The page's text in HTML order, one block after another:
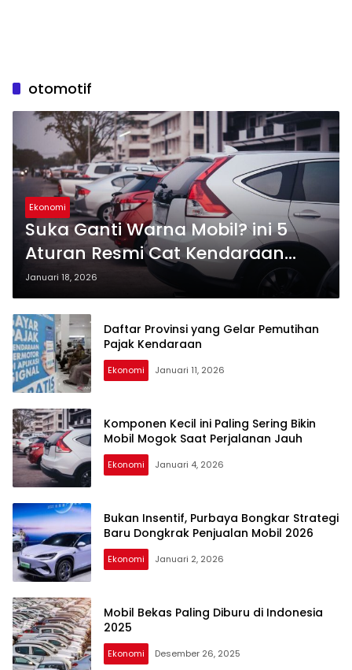
otomotif
Ekonomi
Suka Ganti Warna Mobil? ini 5
Aturan Resmi Cat Kendaraan
yang Sering Diabaikan
Januari 18, 2026
Daftar Provinsi yang Gelar Pemutihan
Pajak Kendaraan
Ekonomi Januari 11, 2026
Komponen Kecil ini Paling Sering Bikin
Mobil Mogok Saat Perjalanan Jauh
Ekonomi Januari 4, 2026
Bukan Insentif, Purbaya Bongkar Strategi
Baru Dongkrak Penjualan Mobil 2026
Ekonomi Januari 2, 2026
Mobil Bekas Paling Diburu di Indonesia
2025
Ekonomi Desember 26, 2025